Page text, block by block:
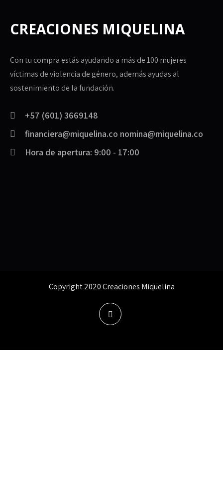
CREACIONES MIQUELINA
Con tu compra estás ayudando a más de 100 mujeres
víctimas de violencia de género, además ayudas al
sostenimiento de la fundación.
+57 (601) 3669148
financiera@miquelina.co nomina@miquelina.co
Hora de apertura: 9:00 - 17:00
Copyright 2020 Creaciones Miquelina